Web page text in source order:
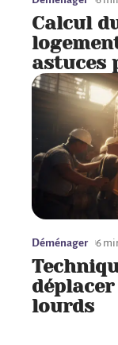
Calcul
astuces
Déménager 6
lourds